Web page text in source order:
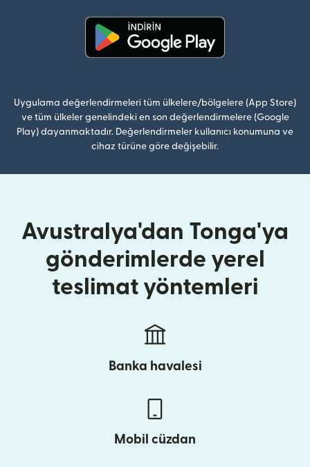
Uygulama değerlendirmeleri tüm ülkelere/bölgelere (App Store)
ve tüm ülkeler genelindeki en son değerlendirmelere (Google
Play) dayanmaktadır. Değerlendirmeler kullanıcı konumuna ve
cihaz türüne göre değişebilir.
Avustralya'dan Tonga'ya
gönderimlerde yerel
teslimat yöntemleri
Banka havalesi
Mobil cüzdan